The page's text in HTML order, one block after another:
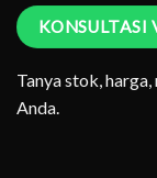
KONSULTASI
Tanya stok,
Anda.